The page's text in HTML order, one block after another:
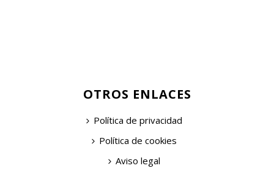
OTROS ENLACES
Política de privacidad
Política de cookies
Aviso legal